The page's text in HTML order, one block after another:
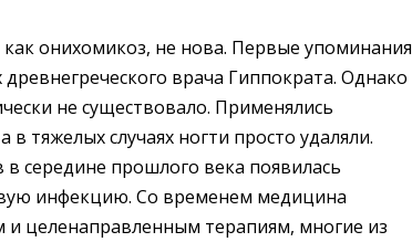
онихомикоз, не нова. Первые упоминания
врача Гиппократа. Однако
не существовало. Применялись
тяжелых случаях ногти просто удаляли.
середине прошлого века появилась
инфекцию. Со временем медицина
целенаправленным терапиям, многие из